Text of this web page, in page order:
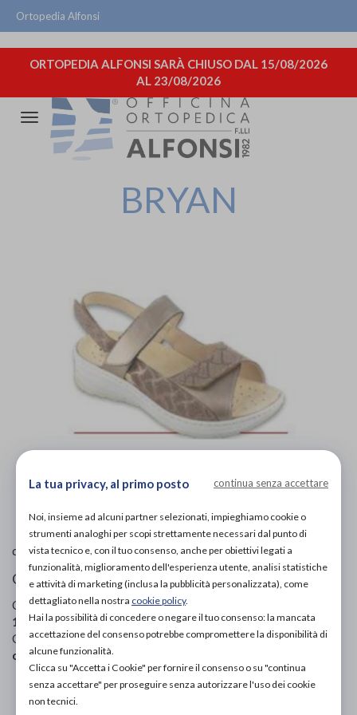
Ortopedia Alfonsi
ORTOPEDIA ALFONSI SARÀ CHIUSO DAL 15/08/2026
AL 23/08/2026
Attiva/disattiva
navigazione
BRYAN
L'immagine è puramenteindicativae potrebbe non
di Ecosanit
Ciabatte Ortopediche Donna
Codice OTGP:ECOVZ16642| Riferimento produttore:
113B86 1179 68| Codice Nomenclatore tariffario:06.33.03
Categoria:Calzature ortopediche e plantari» Ciabatte
ortopediche»Per donna
PROVA E ACQUISTA IN NEGOZIO
La tua privacy, al primo posto continua senza accettare
Noi, insieme ad alcuni partner selezionati, impieghiamo cookie o
strumenti analoghi per scopi strettamente necessari dal punto di
vista tecnico e, con il tuo consenso, anche per obiettivi legati a
funzionalità, miglioramento dell'esperienza utente, analisi statistiche
e attività di marketing (inclusa la pubblicità personalizzata), come
dettagliato nella nostra cookie policy.
Hai la possibilità di concedere o negare il tuo consenso: la mancata
accettazione del consenso potrebbe compromettere la disponibilità di
alcune funzionalità.
Clicca su "Accetta i Cookie" per fornire il consenso o su "continua
senza accettare" per proseguire senza autorizzare l'uso dei cookie
non tecnici.